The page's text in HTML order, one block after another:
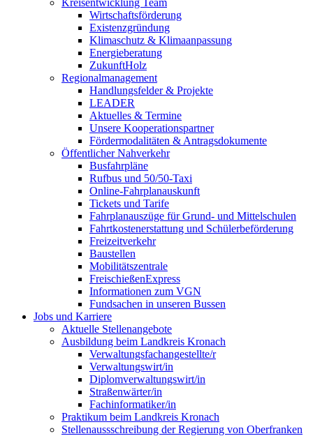
Kreisentwicklung Team
Wirtschaftsförderung
Existenzgründung
Klimaschutz & Klimaanpassung
Energieberatung
ZukunftHolz
Regionalmanagement
Handlungsfelder & Projekte
LEADER
Aktuelles & Termine
Unsere Kooperationspartner
Fördermodalitäten & Antragsdokumente
Öffentlicher Nahverkehr
Busfahrpläne
Rufbus und 50/50-Taxi
Online-Fahrplanauskunft
Tickets und Tarife
Fahrplanauszüge für Grund- und Mittelschulen
Fahrtkostenerstattung und Schülerbeförderung
Freizeitverkehr
Baustellen
Mobilitätszentrale
FreischießenExpress
Informationen zum VGN
Fundsachen in unseren Bussen
Jobs und Karriere
Aktuelle Stellenangebote
Ausbildung beim Landkreis Kronach
Verwaltungsfachangestellte/r
Verwaltungswirt/in
Diplomverwaltungswirt/in
Straßenwärter/in
Fachinformatiker/in
Praktikum beim Landkreis Kronach
Stellenaussschreibung der Regierung von Oberfranken